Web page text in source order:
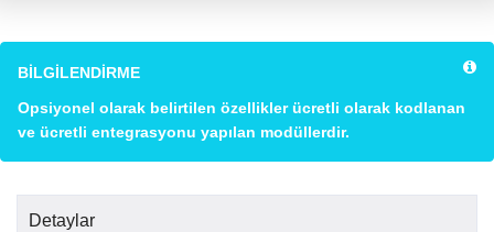
BİLGİLENDİRME
Opsiyonel olarak belirtilen özellikler ücretli olarak kodlanan
ve ücretli entegrasyonu yapılan modüllerdir.
Detaylar